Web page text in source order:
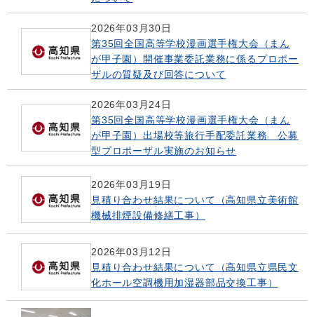
2026年03月30日
第35回全国高等学校漫画選手権大会（まん
が甲子園）開催事業委託業務に係るプロポー
ザルの質疑及び回答について
2026年03月24日
第35回全国高等学校漫画選手権大会（まん
が甲子園）出場校等旅行手配委託業務 公募
型プロポーザル実施のお知らせ
2026年03月19日
見積り合わせ結果について（高知県立美術館
機械排煙設備修繕工事）
2026年03月12日
見積り合わせ結果について（高知県立県民文
化ホール空調機用加湿器部品交換工事）